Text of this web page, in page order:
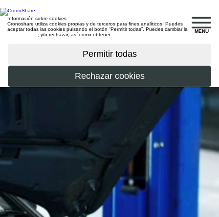
MENU
Información sobre cookies
Cronoshare utiliza cookies propias y de terceros para fines analíticos. Puedes
aceptar todas las cookies pulsando el botón “Permitir todas”. Puedes cambiar la
, y/o rechazar, así como obtener